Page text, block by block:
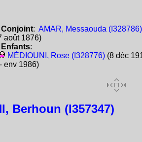
Conjoint: AMAR, Messaouda (I328786)
août 1876)
Enfants:
MÉDIOUNI, Rose (I328776)(8 déc
- env 1986)
Berhoun (I357347)